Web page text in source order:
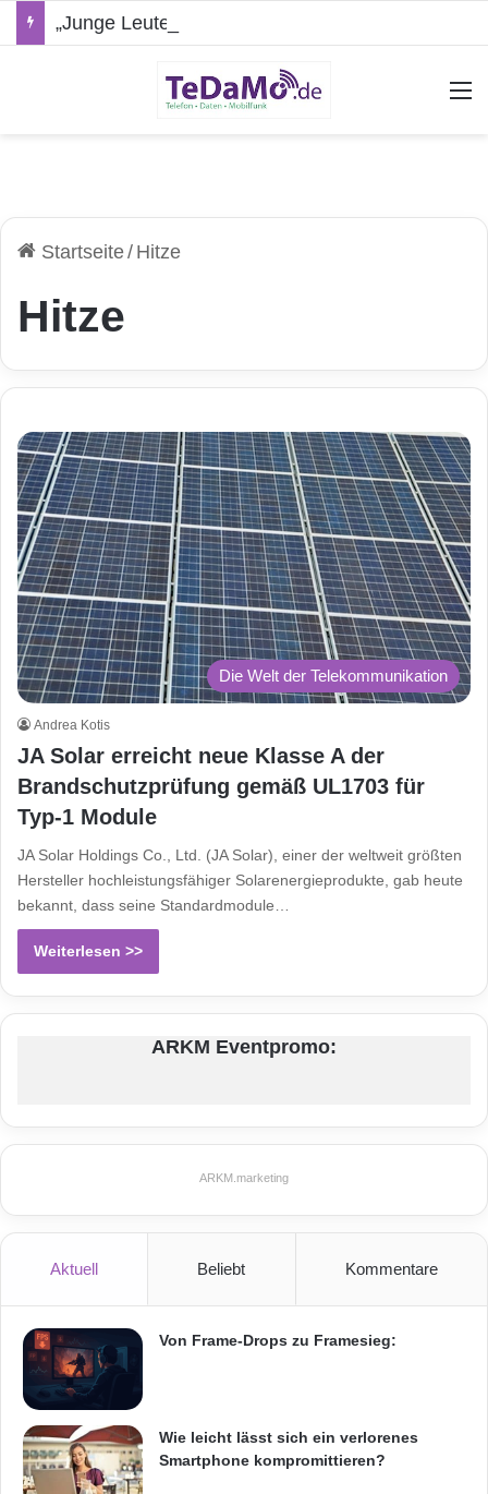
Startseite/ Hitze
Hitze
Die Welt der Telekommunikation
Andrea Kotis
JA Solar erreicht neue Klasse A der
Brandschutzprüfung gemäß UL1703 für
Typ-1 Module
JA Solar Holdings Co., Ltd. (JA Solar), einer der weltweit größten
Hersteller hochleistungsfähiger Solarenergieprodukte, gab heute
bekannt, dass seine Standardmodule…
Weiterlesen >>
ARKM Eventpromo:
ARKM.marketing
Aktuell Beliebt Kommentare
Von Frame-Drops zu Framesieg:
Wie leicht lässt sich ein verlorenes
Smartphone kompromittieren?